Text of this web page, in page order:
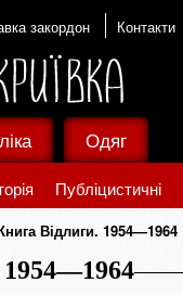
закордон Контакти
Публіцистичні
Одяг
Відлиги. 1954—1964